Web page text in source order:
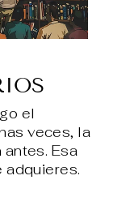
el
veces, la
Esa
adquieres.